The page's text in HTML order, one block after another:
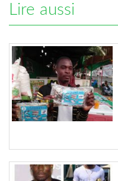
Lire aussi